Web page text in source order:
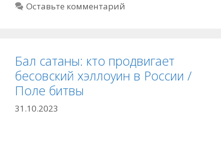
Оставьте комментарий
Бал сатаны: кто продвигает
бесовский хэллоуин в России /
Поле битвы
31.10.2023